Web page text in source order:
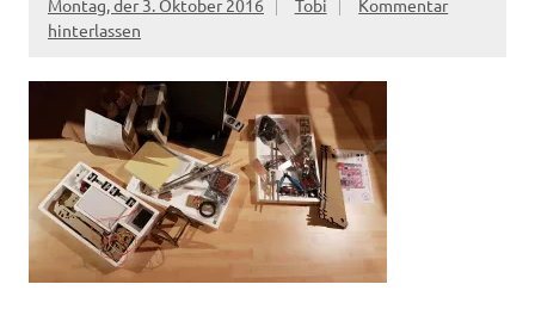
Montag, der 3. Oktober 2016 Tobi
Kommentar
hinterlassen